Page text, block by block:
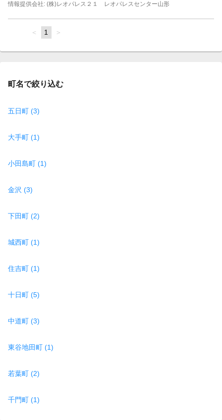
情報提供会社: (株)レオパレス２１ レオパレスセンター山形
page
You're
page
1 page
町名で絞り込む
五日町 (3)
大手町 (1)
小田島町 (1)
金沢 (3)
下田町 (2)
城西町 (1)
住吉町 (1)
十日町 (5)
中道町 (3)
東谷地田町 (1)
若葉町 (2)
千門町 (1)